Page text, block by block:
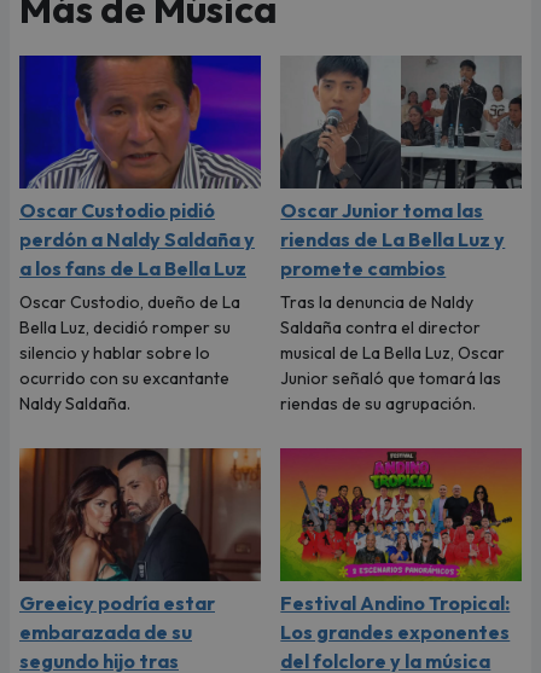
Oscar Custodio pidió
perdón a Naldy Saldaña y
a los fans de La Bella Luz
Oscar Custodio, dueño de La
Bella Luz, decidió romper su
silencio y hablar sobre lo
ocurrido con su excantante
Naldy Saldaña.
Oscar Junior toma las
riendas de La Bella Luz y
promete cambios
Tras la denuncia de Naldy
Saldaña contra el director
musical de La Bella Luz, Oscar
Junior señaló que tomará las
riendas de su agrupación.
Greeicy podría estar
embarazada de su
segundo hijo tras
Festival Andino Tropical:
Los grandes exponentes
del folclore y la música